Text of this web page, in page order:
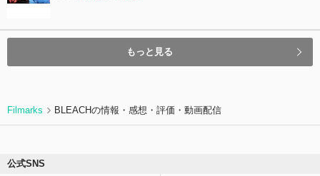
もっと見る
Filmarks BLEACHの情報・感想・評価・動画配信
公式SNS